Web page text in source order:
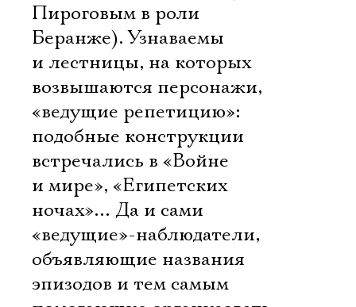
Пироговым в роли
Беранже). Узнаваемы
и лестницы, на которых
возвышаются персонажи,
«ведущие репетицию»:
подобные конструкции
встречались в «Войне
и мире», «Египетских
ночах»… Да и сами
«ведущие»-наблюдатели,
объявляющие названия
эпизодов и тем самым